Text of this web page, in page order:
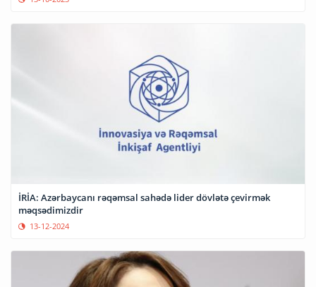
İRİA: Azərbaycanı rəqəmsal sahədə lider dövlətə çevirmək
məqsədimizdir
13-12-2024